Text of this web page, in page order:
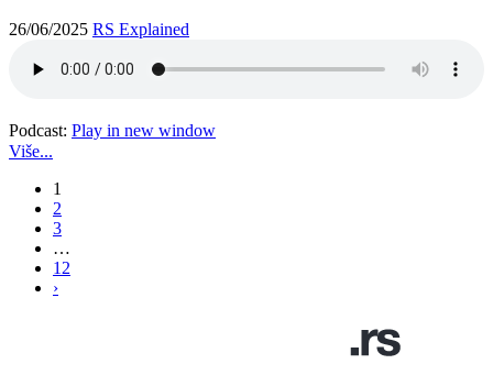
26/06/2025 RS Explained
Podcast: Play in new window
Više...
1
2
3
…
12
›